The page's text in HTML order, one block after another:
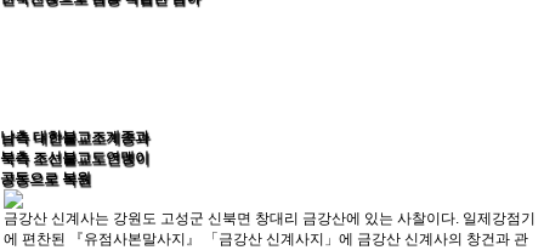
남측 대한불교조계종과
북측 조선불교도연맹이
공동으로 복원
금강산 신계사는 강원도 고성군 신북면 창대리 금강산에 있는 사찰이다. 일제강점기
에 편찬된 『유점사본말사지』 「금강산 신계사지」에 금강산 신계사의 창건과 관